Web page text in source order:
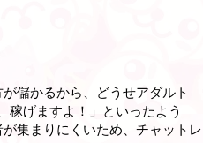
儲かるから、どうせアダルト
げますよ！」といったよう
集まりにくいため、チャットレ